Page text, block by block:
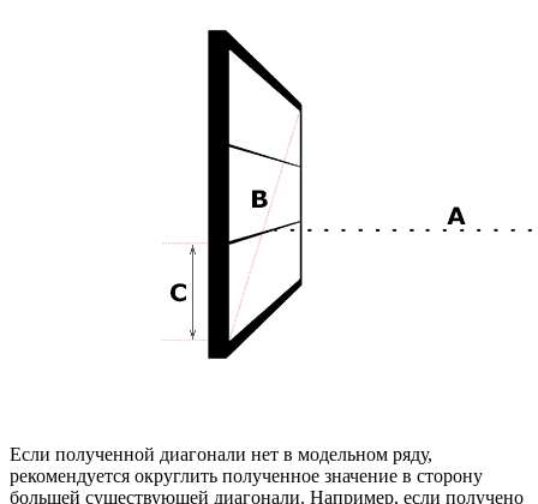
Если полученной диагонали нет в модельном ряду,
рекомендуется округлить полученное значение в сторону
большей существующей диагонали. Например, если получено